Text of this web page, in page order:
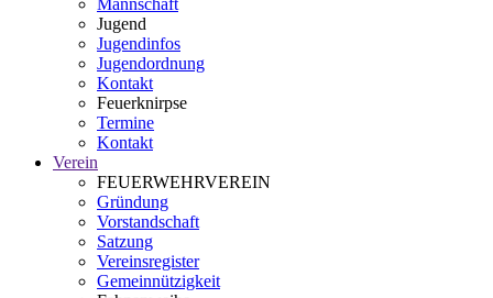
Mannschaft
Jugend
Jugendinfos
Jugendordnung
Kontakt
Feuerknirpse
Termine
Kontakt
Verein
FEUERWEHRVEREIN
Gründung
Vorstandschaft
Satzung
Vereinsregister
Gemeinnützigkeit